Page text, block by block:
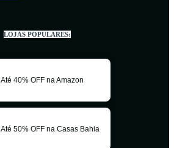
LOJAS POPULARES:
Até 40% OFF na Amazon
Até 50% OFF na Casas Bahia